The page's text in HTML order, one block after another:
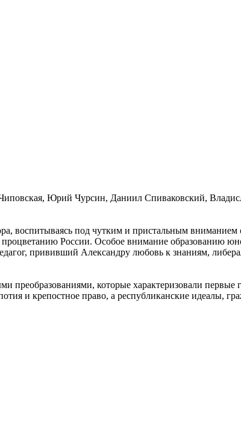
Юрий Чурсин, Даниил Спиваковский,
воспитываясь под чутким и пристальным вниманием
России. Особое внимание образованию
прививший Александру любовь к знаниям,
которые характеризовали первые
и крепостное право, а республиканские идеалы,